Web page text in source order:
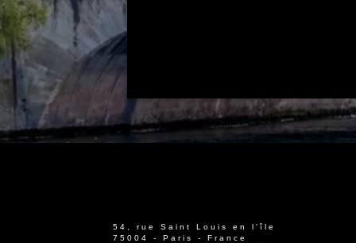
54, rue Saint Louis en l'île
75004 - Paris - France